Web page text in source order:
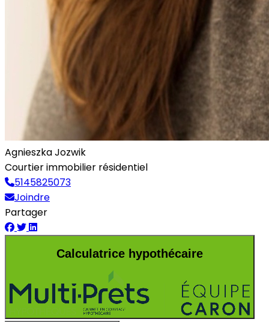
Agnieszka Jozwik
Courtier immobilier résidentiel
5145825073
Joindre
Partager
Calculatrice hypothécaire